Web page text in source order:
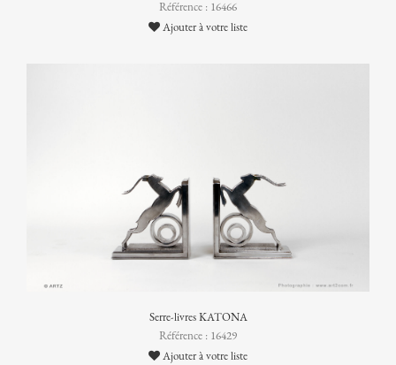
Référence : 16466
Ajouter à votre liste
Serre-livres KATONA
Référence : 16429
Ajouter à votre liste